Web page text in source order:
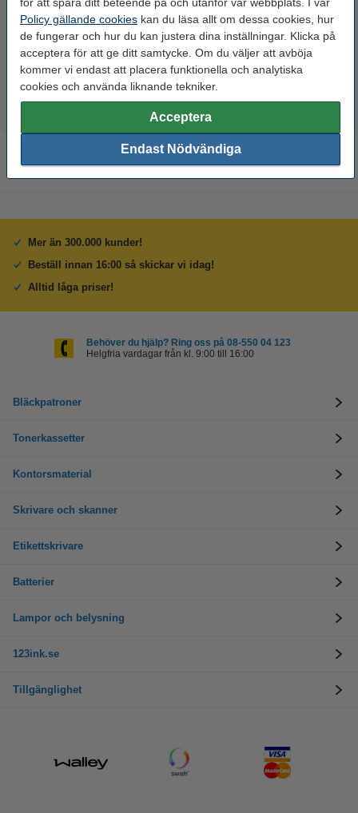
Policy gällande cookies kan du läsa allt om dessa cookies, hur
de fungerar och hur du kan justera dina inställningar. Klicka på
acceptera för att ge ditt samtycke. Om du väljer att avböja
kommer vi endast att placera funktionella och analytiska
cookies och använda liknande tekniker.
Acceptera
Endast Nödvändiga
123ink | 4st
50 kr Inkl. 25% Moms
blank | 123ink 100st
125 kr Inkl. 25% Moms
Mer än 300.000 kunder!
Beställ innan 16:00 så skickar vi idag!
Alltid låga priser!
Behöver du hjälp? Ring oss på 08-550 04 123
Helgfria vardagar från kl. 9:00 till 16:00
Bläckpatroner
Tonerkassetter
Kontorsmaterial
Skrivare och skanner
Etikettskrivare
Batterier
Lampor och belysning
123ink.se
Tillgänglighet